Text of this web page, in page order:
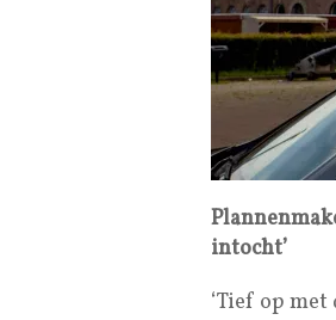
intocht’
‘Tief op